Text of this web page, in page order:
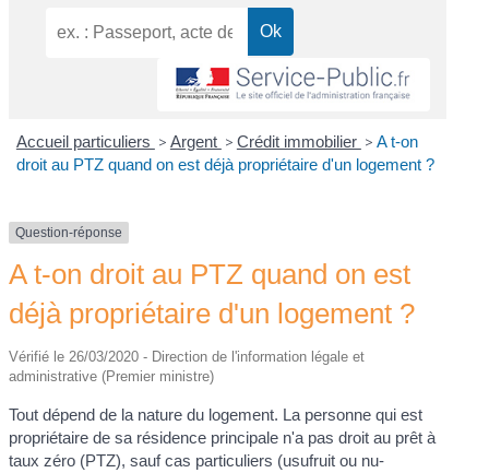
Accueil particuliers > Argent > Crédit immobilier > A t-on
droit au PTZ quand on est déjà propriétaire d'un logement ?
Question-réponse
A t-on droit au PTZ quand on est
déjà propriétaire d'un logement ?
Vérifié le 26/03/2020 - Direction de l'information légale et
administrative (Premier ministre)
Tout dépend de la nature du logement. La personne qui est
propriétaire de sa résidence principale n'a pas droit au prêt à
taux zéro (PTZ), sauf cas particuliers (usufruit ou nu-